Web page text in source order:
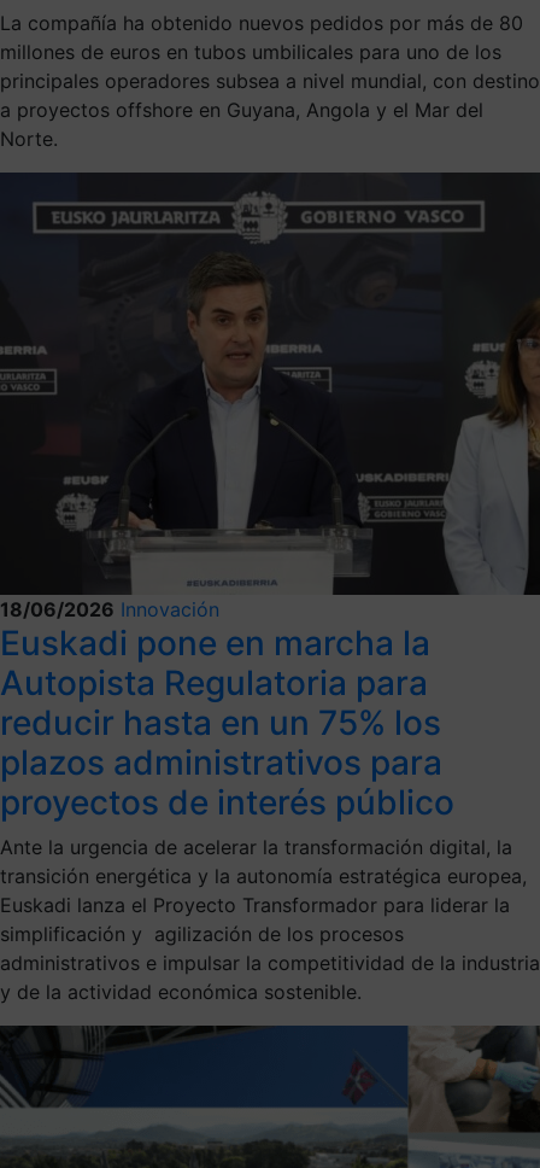
La compañía ha obtenido nuevos pedidos por más de 80
millones de euros en tubos umbilicales para uno de los
principales operadores subsea a nivel mundial, con destino
a proyectos offshore en Guyana, Angola y el Mar del
Norte.
18/06/2026 Innovación
Euskadi pone en marcha la
Autopista Regulatoria para
reducir hasta en un 75% los
plazos administrativos para
proyectos de interés público
Ante la urgencia de acelerar la transformación digital, la
transición energética y la autonomía estratégica europea,
Euskadi lanza el Proyecto Transformador para liderar la
simplificación y agilización de los procesos
administrativos e impulsar la competitividad de la industria
y de la actividad económica sostenible.